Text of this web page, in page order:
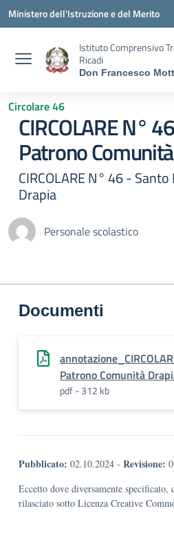
Vai ai contenuti
Vai al menu di navigazione
Vai al footer
Ministero dell'Istruzione e del Merito
Istituto Comprensivo
Ricadi
Don Francesco
Circolare 46
CIRCOLARE N°
Patrono
CIRCOLARE N° 46 -
Drapia
Personale scolastico
Documenti
Patrono Comunità
pdf - 312 kb
Pubblicato: 02.10.2024 - Revisione:
Eccetto dove diversamente specificato,
rilasciato sotto Licenza Creative